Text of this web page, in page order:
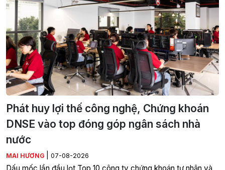
Phát huy lợi thế công nghệ, Chứng khoán
DNSE vào top đóng góp ngân sách nhà
nước
MAI HƯƠNG 07-08-2026